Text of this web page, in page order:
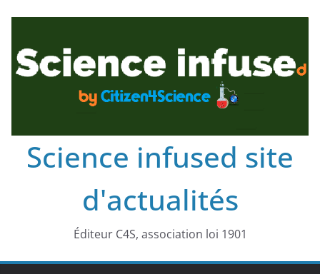
Science infused site
d'actualités
Éditeur C4S, association loi 1901